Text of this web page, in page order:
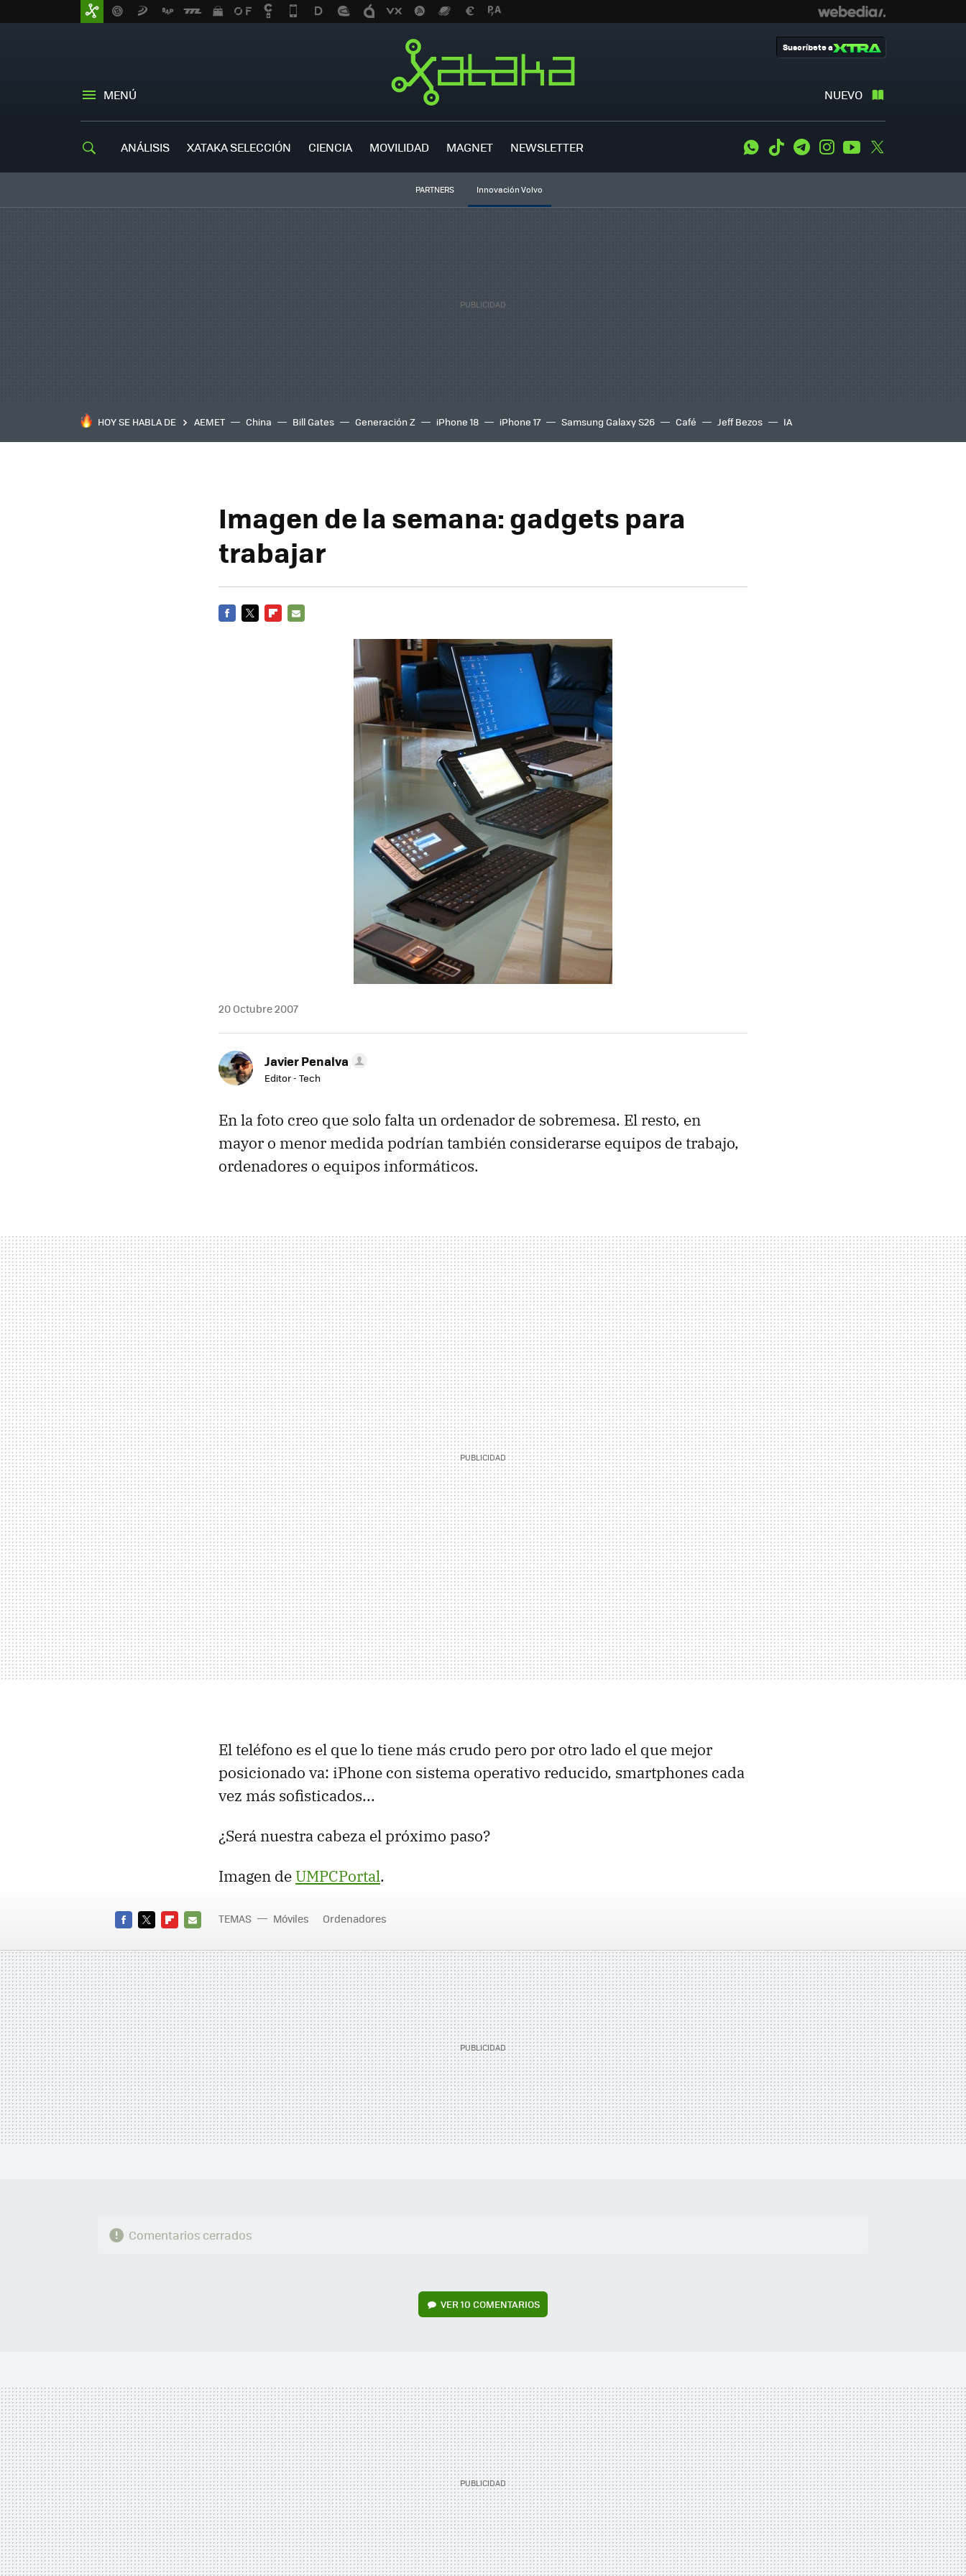
MENÚ NUEVO
Suscríbete a
ANÁLISIS XATAKA SELECCIÓN CIENCIA MOVILIDAD MAGNET NEWSLETTER WhatsApp
Tiktok TelegramInstagramYoutube
PARTNERS Innovación Volvo
HOY SE HABLA DE AEMET China Bill Gates Generación Z iPhone 18 iPhone 17 Samsung Galaxy S26 Café Jeff Bezos IA
Imagen de la semana: gadgets para
trabajar
20 Octubre 2007
Javier Penalva
Editor - Tech
En la foto creo que solo falta un ordenador de sobremesa. El resto, en
mayor o menor medida podrían también considerarse equipos de trabajo,
ordenadores o equipos informáticos.
El teléfono es el que lo tiene más crudo pero por otro lado el que mejor
posicionado va: iPhone con sistema operativo reducido, smartphones cada
vez más sofisticados...
¿Será nuestra cabeza el próximo paso?
Imagen de UMPCPortal.
MAIL
TEMAS Móviles Ordenadores
Comentarios cerrados
VER10 COMENTARIOS